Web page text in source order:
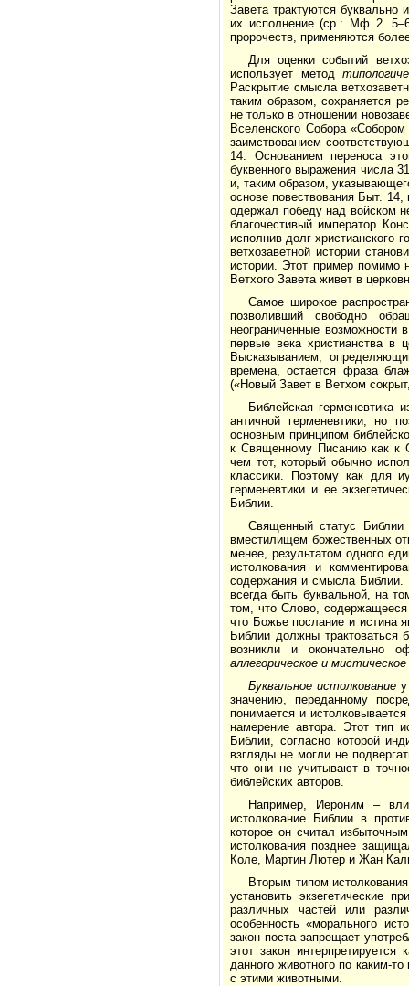
Завета трактуются
их исполнение (ср.: Мф 2.
пророчеств, применяются
Для оценки событий
использует метод
Раскрытие смысла
таким образом, сохраняется
не только в отношении
Вселенского Собора
заимствованием
14. Основанием переноса
буквенного выражения числа
и, таким образом,
основе повествования Быт. 14,
одержал победу над войском
благочестивый император
исполнив долг христианского
ветхозаветной истории
истории. Этот пример помимо
Ветхого Завета живет в
Самое широкое
позволивший свободно
неограниченные возможности
первые века христианства в
Высказыванием,
времена, остается фраза
(«Новый Завет в Ветхом
Библейская герменевтика
античной герменевтики, но
основным принципом
к Священному Писанию как к
чем тот, который обычно
классики. Поэтому как для
герменевтики и ее
Библии.
Священный статус Библии
вместилищем божественных
менее, результатом одного
истолкования и
содержания и смысла Библии.
всегда быть буквальной, на
том, что Слово,
что Божье послание и истина
Библии должны трактоваться
возникли и окончательно
аллегорическое и мистическое
Буквальное истолкование
значению, переданному
понимается и
намерение автора. Этот тип
Библии, согласно которой
взгляды не могли не
что они не учитывают в
библейских авторов.
Например, Иероним –
истолкование Библии в
которое он считал
истолкования позднее
Коле, Мартин Лютер и Жан
Вторым типом
установить экзегетические
различных частей или
особенность «морального
закон поста запрещает
этот закон
данного животного по каким-
с этими животными.